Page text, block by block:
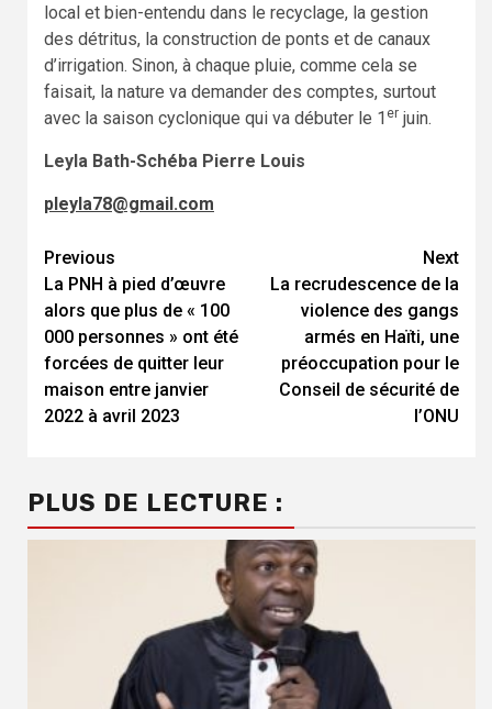
local et bien-entendu dans le recyclage, la gestion
des détritus, la construction de ponts et de canaux
d’irrigation. Sinon, à chaque pluie, comme cela se
faisait, la nature va demander des comptes, surtout
avec la saison cyclonique qui va débuter le 1 er juin.
Leyla Bath-Schéba Pierre Louis
pleyla78@gmail.com
Continue
Reading
Previous
La PNH à pied d’œuvre
alors que plus de « 100
000 personnes » ont été
forcées de quitter leur
maison entre janvier
2022 à avril 2023
Next
La recrudescence de la
violence des gangs
armés en Haïti, une
préoccupation pour le
Conseil de sécurité de
l’ONU
PLUS DE LECTURE :